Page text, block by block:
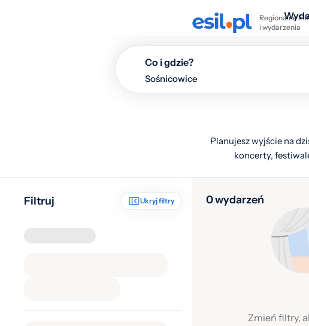
Regionalne
i wydarzenia
Co i gdzie?
Planujesz wyjście na
koncerty,
Filtruj Ukryj filtry 0 wydarzeń
Zmień filtry,